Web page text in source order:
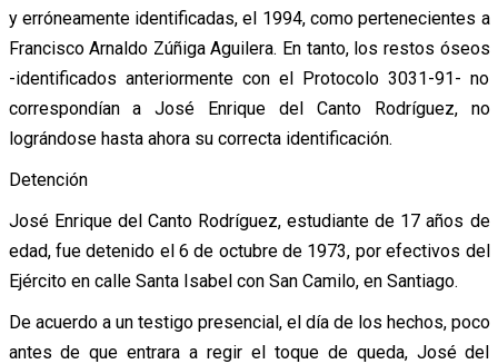
y erróneamente identificadas, el 1994, como pertenecientes a
Francisco Arnaldo Zúñiga Aguilera. En tanto, los restos óseos
-identificados anteriormente con el Protocolo 3031-91- no
correspondían a José Enrique del Canto Rodríguez, no
lográndose hasta ahora su correcta identificación.
Detención
José Enrique del Canto Rodríguez, estudiante de 17 años de
edad, fue detenido el 6 de octubre de 1973, por efectivos del
Ejército en calle Santa Isabel con San Camilo, en Santiago.
De acuerdo a un testigo presencial, el día de los hechos, poco
antes de que entrara a regir el toque de queda, José del